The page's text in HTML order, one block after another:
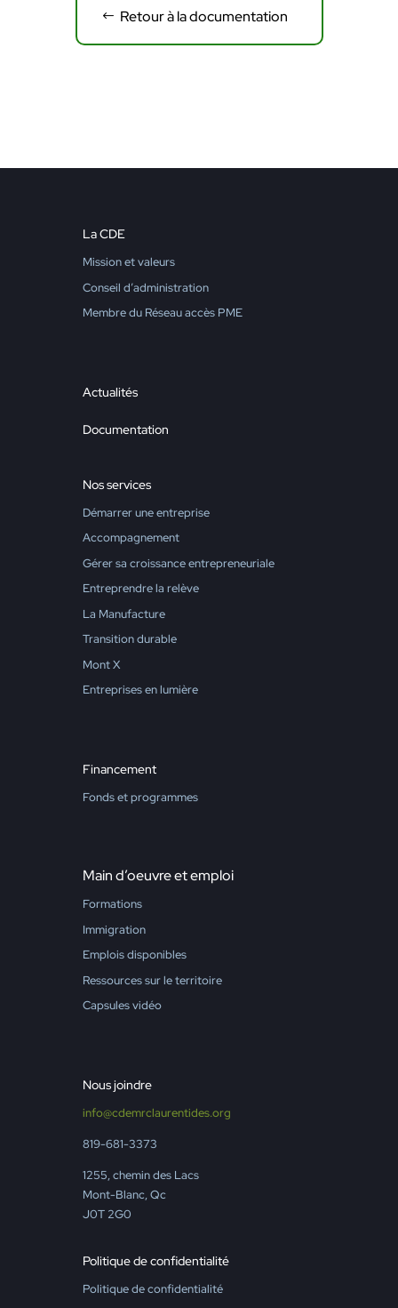
Retour à la documentation
La CDE
Mission et valeurs
Conseil d’administration
Membre du Réseau accès PME
Actualités
Documentation
Nos services
Démarrer une entreprise
Accompagnement
Gérer sa croissance entrepreneuriale
Entreprendre la relève
La Manufacture
Transition durable
Mont X
Entreprises en lumière
Financement
Fonds et programmes
Main d’oeuvre et emploi
Formations
Immigration
Emplois disponibles
Ressources sur le territoire
Capsules vidéo
Nous joindre
info@cdemrclaurentides.org
819-681-3373
1255, chemin des Lacs
Mont-Blanc, Qc
J0T 2G0
Politique de confidentialité
Politique de confidentialité